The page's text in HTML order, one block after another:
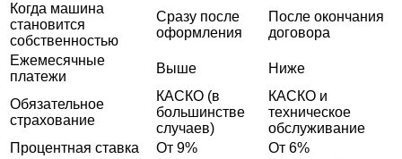
Когда машина
становится
собственностью
Сразу после
оформления
После окончания
договора
Ежемесячные
платежи
Выше Ниже
Обязательное
страхование
КАСКО (в
большинстве
случаев)
КАСКО и
техническое
обслуживание
Процентная ставка
От 9%
От 6%